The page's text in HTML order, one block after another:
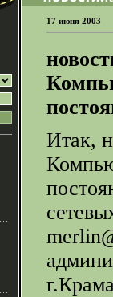
17 июня 2003
Итак,